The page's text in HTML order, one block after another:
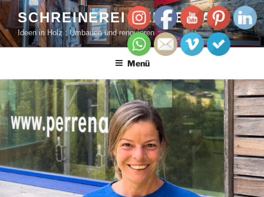
SCHREINEREI PERREN AG
Ideen in Holz : Umbauen und renovieren
Menü